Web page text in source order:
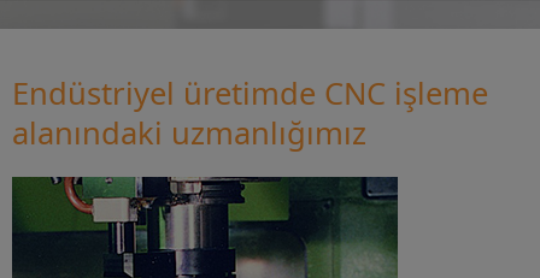
Endüstriyel üretimde CNC işleme
alanındaki uzmanlığımız